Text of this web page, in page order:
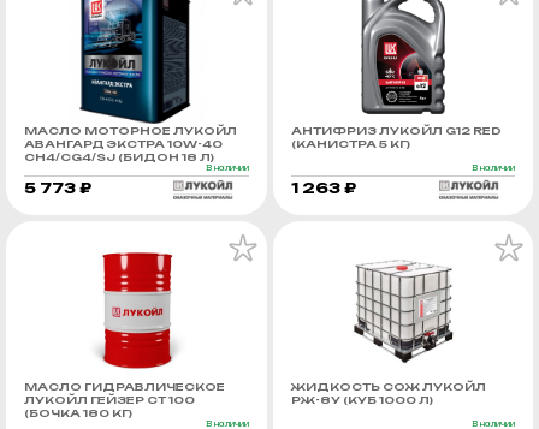
МАСЛО МОТОРНОЕ ЛУКОЙЛ
АВАНГАРД ЭКСТРА 10W-40
CH4/CG4/SJ (БИДОН 18 Л)
В наличии
5 773 ₽
АНТИФРИЗ ЛУКОЙЛ G12 RED
(КАНИСТРА 5 КГ)
В наличии
1 263 ₽
МАСЛО ГИДРАВЛИЧЕСКОЕ
ЛУКОЙЛ ГЕЙЗЕР СТ 100
(БОЧКА 180 КГ)
В наличии
ЖИДКОСТЬ СОЖ ЛУКОЙЛ
РЖ-8У (КУБ 1000 Л)
В наличии